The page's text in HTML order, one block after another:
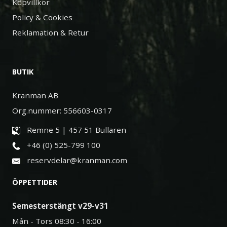
Köpvillkor
Policy & Cookies
Reklamation & Retur
BUTIK
Kranman AB
Org.nummer: 556603-0317
Remne 5 | 457 51 Bullaren
+46 (0) 525-799 100
reservdelar@kranman.com
ÖPPETTIDER
Semesterstängt v29-v31
Mån - Tors 08:30 - 16:00